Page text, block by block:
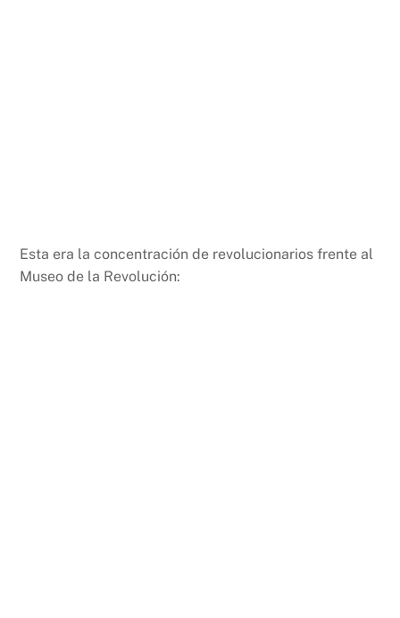
Esta era la concentración de revolucionarios frente al
Museo de la Revolución: